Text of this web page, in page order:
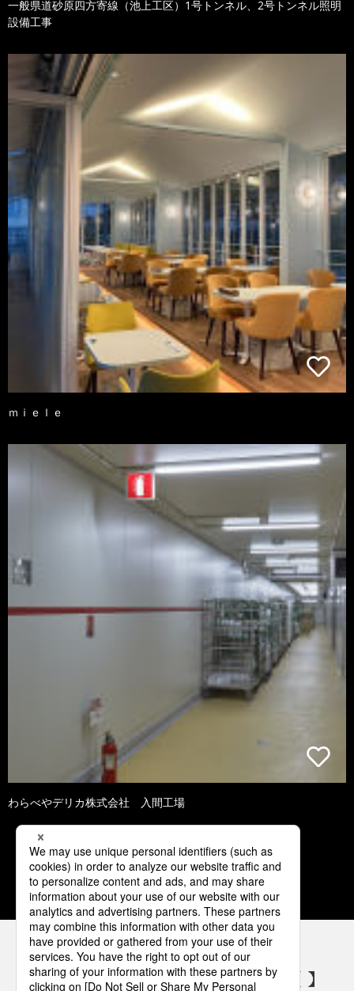
一般県道砂原四方寄線（池上工区）1号トンネル、2号トンネル照明
設備工事
ｍｉｅｌｅ
わらべやデリカ株式会社 入間工場
1 2 3 4 5
パナソニックの電気設備 SNSアカウント